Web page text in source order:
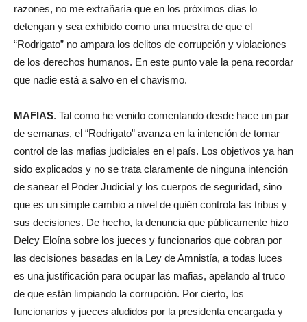
razones, no me extrañaría que en los próximos días lo
detengan y sea exhibido como una muestra de que el
“Rodrigato” no ampara los delitos de corrupción y violaciones
de los derechos humanos. En este punto vale la pena recordar
que nadie está a salvo en el chavismo.
MAFIAS. Tal como he venido comentando desde hace un par
de semanas, el “Rodrigato” avanza en la intención de tomar
control de las mafias judiciales en el país. Los objetivos ya han
sido explicados y no se trata claramente de ninguna intención
de sanear el Poder Judicial y los cuerpos de seguridad, sino
que es un simple cambio a nivel de quién controla las tribus y
sus decisiones. De hecho, la denuncia que públicamente hizo
Delcy Eloína sobre los jueces y funcionarios que cobran por
las decisiones basadas en la Ley de Amnistía, a todas luces
es una justificación para ocupar las mafias, apelando al truco
de que están limpiando la corrupción. Por cierto, los
funcionarios y jueces aludidos por la presidenta encargada y